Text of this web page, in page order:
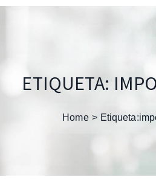
ETIQUETA:
Home Etiqueta: